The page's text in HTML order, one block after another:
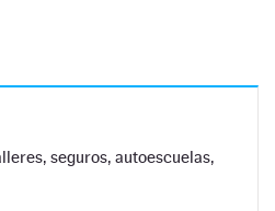
seguros, autoescuelas,